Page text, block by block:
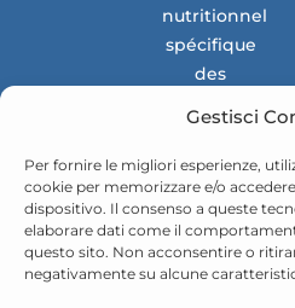
Gestisci
Per fornire le migliori esperienze,
cookie per memorizzare e/o
dispositivo. Il consenso a queste
elaborare dati come il
questo sito. Non acconsentire o
negativamente su alcune
nutritionnel
spécifique
des
et
internationaux.